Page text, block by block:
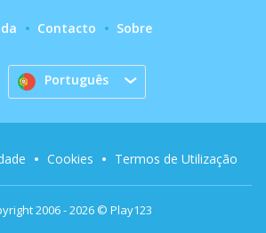
Contacto Sobre
Português
2006 - 2026 © Play123
Cookies Termos de Utilização